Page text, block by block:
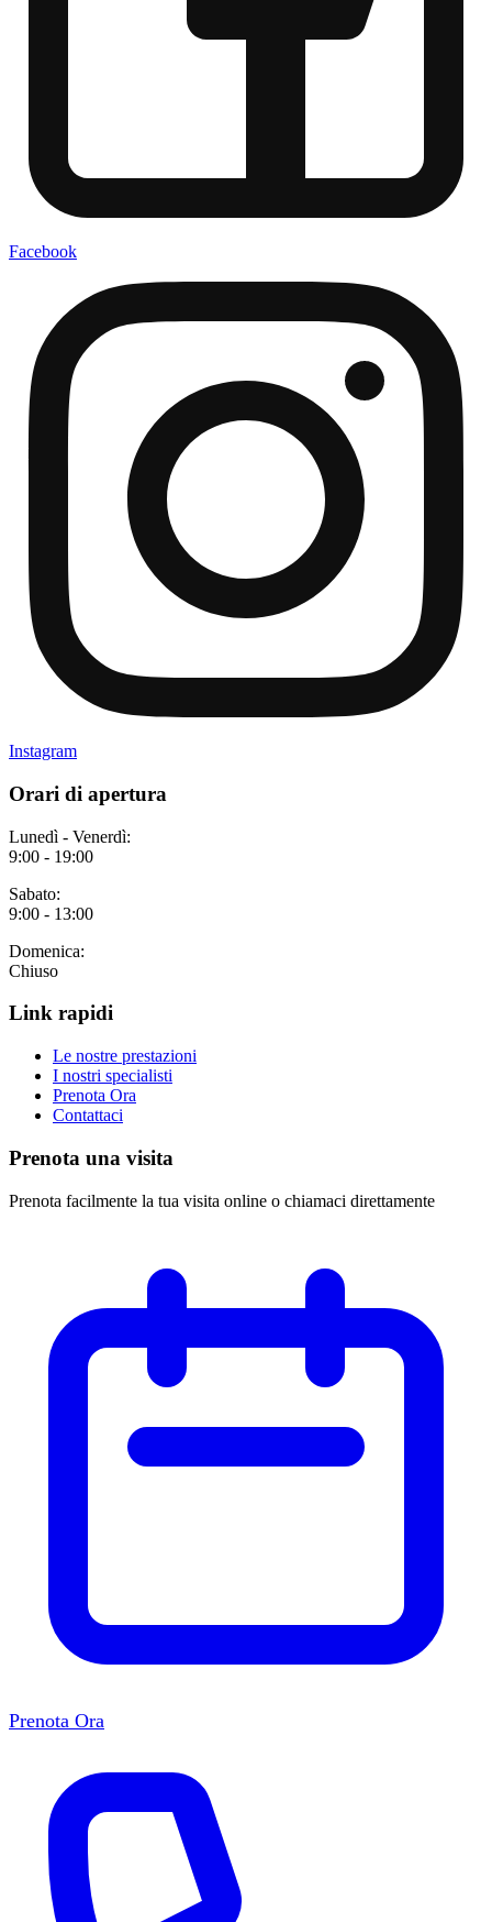
Facebook
Instagram
Orari di apertura
Lunedì - Venerdì:
9:00 - 19:00
Sabato:
9:00 - 13:00
Domenica:
Chiuso
Link rapidi
Le nostre prestazioni
I nostri specialisti
Prenota Ora
Contattaci
Prenota una visita
Prenota facilmente la tua visita online o chiamaci direttamente
Prenota Ora